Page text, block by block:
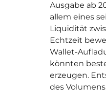
Ausgabe ab
allem eines
Liquidität
Echtzeit
Wallet-
könnten
erzeugen.
des